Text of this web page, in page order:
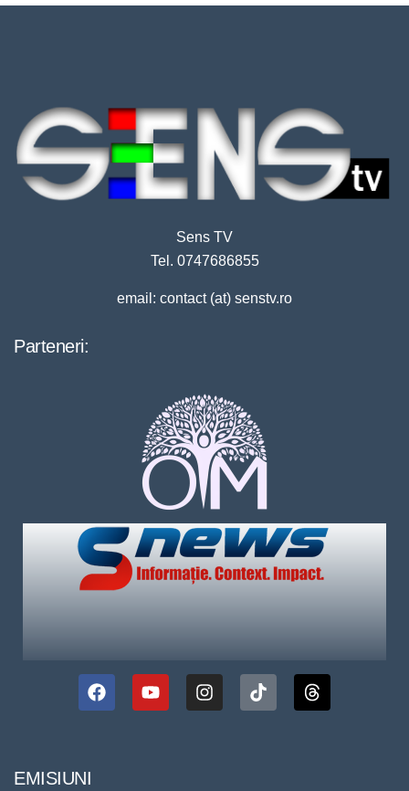
Sens TV
Tel. 0747686855
email: contact (at) senstv.ro
Parteneri:
EMISIUNI